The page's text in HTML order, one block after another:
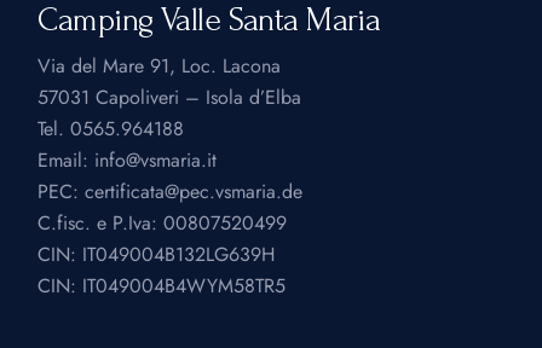
Camping Valle Santa Maria
Via del Mare 91, Loc. Lacona
57031 Capoliveri – Isola d’Elba
Tel.0565.964188
Email: info@vsmaria.it
PEC:certificata@pec.vsmaria.de
C.fisc. e P.Iva: 00807520499
CIN: IT049004B132LG639H
CIN: IT049004B4WYM58TR5